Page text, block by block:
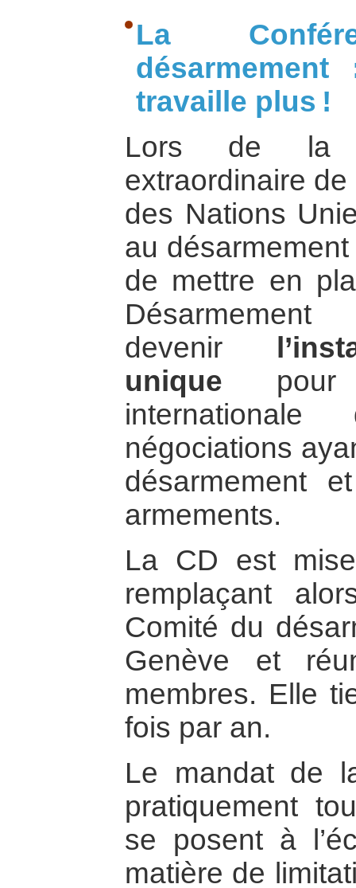
La
travaille plus !
Lors de la
extraordinaire de
des Nations
au
de mettre en
devenir
unique pour
négociations
désarmement
armements.
La CD est
remplaçant
Comité du
Genève et
membres. Elle
fois par an.
Le mandat de
pratiquement
se posent à
matière de